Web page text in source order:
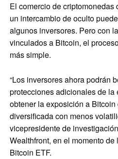
El comercio de criptomonedas
un intercambio de oculto
algunos inversores. Pero con
vinculados a Bitcoin, el
más simple.
“Los inversores ahora podrán
protecciones adicionales de la
obtener la exposición a
diversificada con menos
vicepresidente de
Wealthfront, en el momento
Bitcoin ETF.